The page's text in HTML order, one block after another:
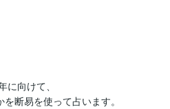
向けて、
断易を使って占います。